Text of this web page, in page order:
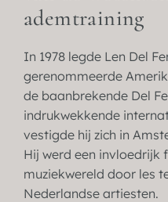
ademtraining
In 1978 legde Len Del
gerenommeerde
de baanbrekende Del
indrukwekkende
vestigde hij zich in
Hij werd een invloedrijk
muziekwereld door les
Nederlandse artiesten.